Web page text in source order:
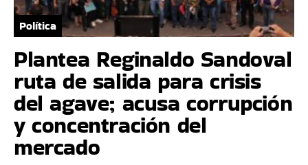
Política
Plantea Reginaldo Sandoval
ruta de salida para crisis
del agave; acusa corrupción
y concentración del
mercado